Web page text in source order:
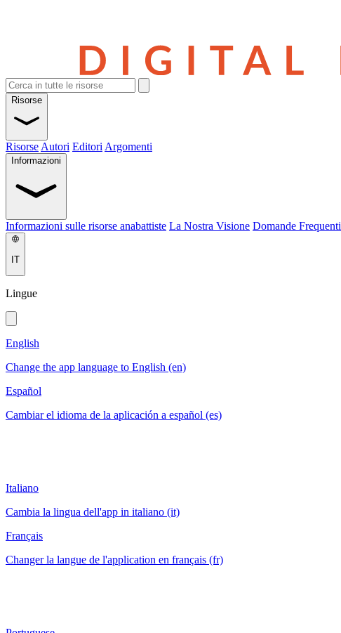
Risorse
Risorse Autori Editori Argomenti
Informazioni
Informazioni sulle risorse anabattiste La Nostra Visione Domande Frequenti
IT
Lingue
English
Change the app language to English (en)
Español
Cambiar el idioma de la aplicación a español (es)
Italiano
Cambia la lingua dell'app in italiano (it)
Français
Changer la langue de l'application en français (fr)